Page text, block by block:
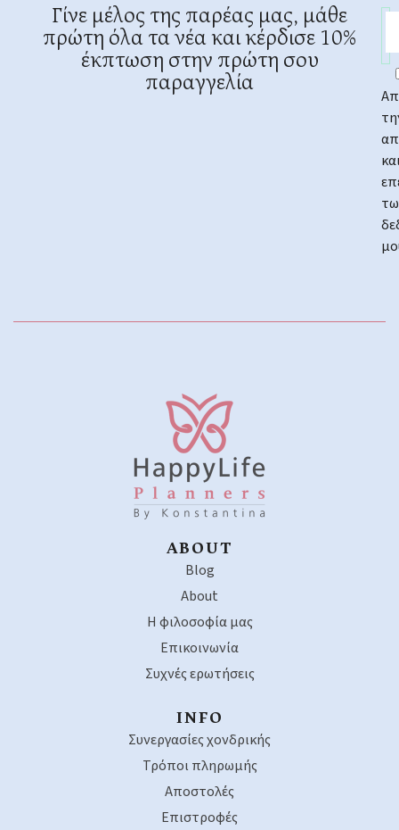
Γίνε μέλος της παρέας μας, μάθε
πρώτη όλα τα νέα και κέρδισε 10%
έκπτωση στην πρώτη σου
παραγγελία
ABOUT
Blog
About
Η φιλοσοφία μας
Επικοινωνία
Συχνές ερωτήσεις
INFO
Συνεργασίες χονδρικής
Τρόποι πληρωμής
Αποστολές
Επιστροφές